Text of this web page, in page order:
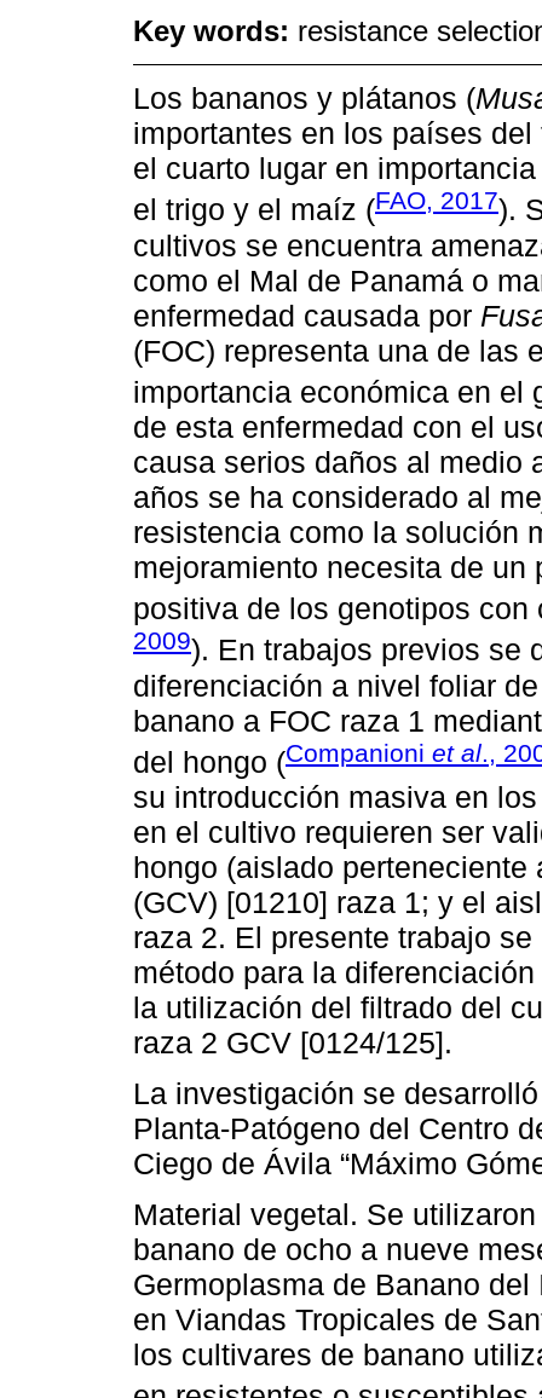
Key words: resistance
Los bananos y plátanos (
importantes en los países
el cuarto lugar en
el trigo y el maíz (FAO, 2017).
cultivos se encuentra
como el Mal de Panamá o
enfermedad causada por
(FOC) representa una de las
importancia económica en el
de esta enfermedad con el
causa serios daños al medio
años se ha considerado al
resistencia como la solución
mejoramiento necesita de
positiva de los genotipos
2009). En trabajos previos se
diferenciación a nivel foliar
banano a FOC raza 1
del hongo (Companioni et al.,
su introducción masiva en
en el cultivo requieren ser
hongo (aislado
(GCV) [01210] raza 1; y el
raza 2. El presente trabajo
método para la
la utilización del filtrado del
raza 2 GCV [0124/125].
La investigación se
Planta-Patógeno del Centro
Ciego de Ávila “Máximo
Material vegetal. Se
banano de ocho a nueve
Germoplasma de Banano
en Viandas Tropicales de
los cultivares de banano